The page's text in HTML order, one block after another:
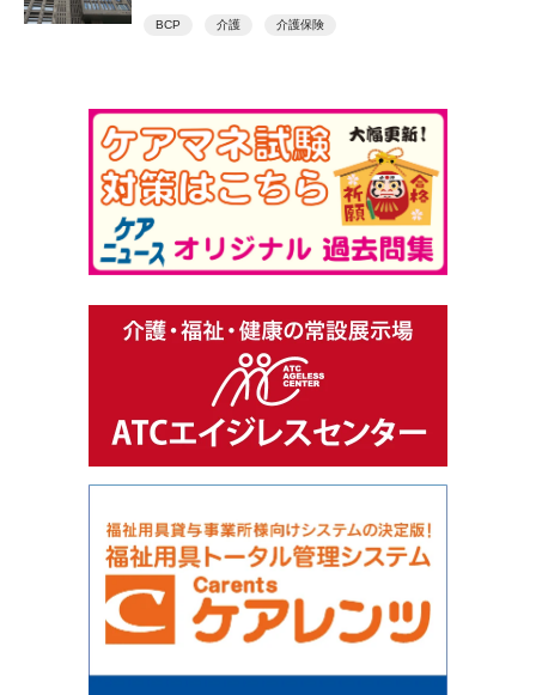
BCP 介護 介護保険